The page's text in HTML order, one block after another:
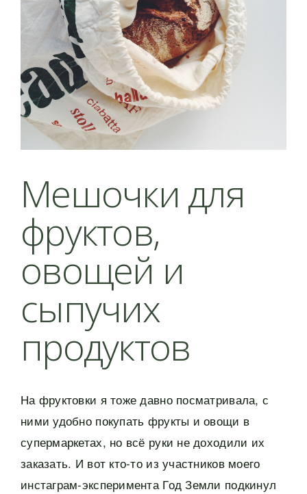
Мешочки для
фруктов,
овощей и
сыпучих
продуктов
На фруктовки я тоже давно посматривала, с
ними удобно покупать фрукты и овощи в
супермаркетах, но всё руки не доходили их
заказать. И вот кто-то из участников моего
инстаграм-эксперимента Год Земли подкинул